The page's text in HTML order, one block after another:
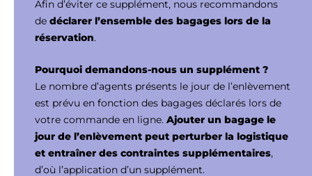
Afin d’éviter ce supplément, nous recommandons
de déclarer l’ensemble des bagages lors de la
réservation.
Pourquoi demandons-nous un supplément ?
Le nombre d’agents présents le jour de l’enlèvement
est prévu en fonction des bagages déclarés lors de
votre commande en ligne. Ajouter un bagage le
jour de l’enlèvement peut perturber la logistique
et entraîner des contraintes supplémentaires,
d’où l’application d’un supplément.